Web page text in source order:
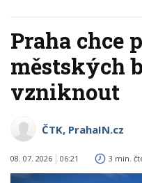
Praha chce
městských
vzniknout
ČTK, PrahaIN.cz
08. 07. 2026 06:21 3 min.